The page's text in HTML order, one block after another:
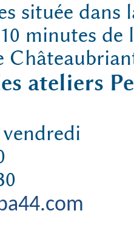
située
minutes
ateliers